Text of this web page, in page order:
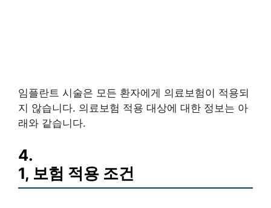
임플란트 시술은 모든 환자에게 의료보험이 적용되
지 않습니다. 의료보험 적용 대상에 대한 정보는 아
래와 같습니다.
4.
1, 보험 적용 조건